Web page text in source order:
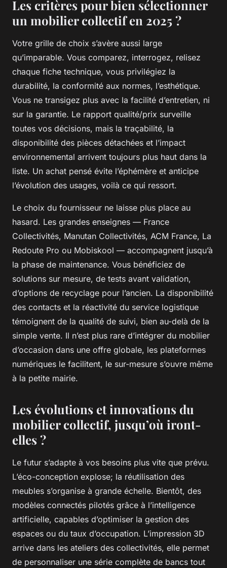
Les critères pour bien sélectionner
un mobilier collectif en 2025 ?
Votre grille de choix s’avère aussi large
qu’imparable. Vous comparez, interrogez, relisez
chaque fiche technique, vous privilégiez la
durabilité, la conformité aux normes, l’esthétique.
Vous ne transigez plus avec la facilité d’entretien, ni
sur la garantie. Le rapport qualité/prix surveille
toutes vos décisions, mais la traçabilité, la
disponibilité des pièces détachées et l’impact
environnemental arrivent toujours plus haut dans la
liste. Un achat pensé évite l’éphémère et anticipe
l’évolution des usages, voilà ce qui ressort.
Le choix du fournisseur ne laisse plus place au
hasard. Les grandes enseignes — France
Collectivités, Manutan Collectivités, ACM France, La
Redoute Pro ou Mobiskool — accompagnent jusqu’à
la phase de maintenance. Vous bénéficiez de
solutions sur mesure, de tests avant validation,
d’options de recyclage pour l’ancien. La disponibilité
des contacts et la réactivité du service logistique
témoignent de la qualité de suivi, bien au-delà de la
simple vente. Il n’est plus rare d’intégrer du mobilier
d’occasion dans une offre globale, les plateformes
numériques le facilitent, le sur-mesure s’ouvre même
à la petite mairie.
Les évolutions et innovations du
mobilier collectif, jusqu’où iront-
elles ?
Le futur s’adapte à vos besoins plus vite que prévu.
L’éco-conception explose; la réutilisation des
meubles s’organise à grande échelle. Bientôt, des
modèles connectés pilotés grâce à l’intelligence
artificielle, capables d’optimiser la gestion des
espaces ou du taux d’occupation. L’impression 3D
arrive dans les ateliers des collectivités, elle permet
de personnaliser une série complète de bancs tout